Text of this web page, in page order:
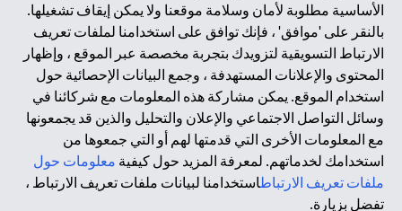
الأساسية مطلوبة لأمان وسلامة موقعنا ولا يمكن إيقاف تشغيلها.
بالنقر على 'موافق' ، فإنك توافق على استخدامنا لملفات تعريف
الارتباط التسويقية لتزويدك بتجربة مخصصة عبر الموقع ، وإظهار
المحتوى والإعلانات المستهدفة ، وجمع البيانات الإحصائية حول
استخدام الموقع. يمكن مشاركة هذه المعلومات مع شركائنا في
وسائل التواصل الاجتماعي والإعلان والتحليل والذين قد يجمعونها
مع المعلومات الأخرى التي قدمتها لهم أو التي جمعوها من
استخدامك لخدماتهم. لمعرفة المزيد حول كيفية معلومات حول
ملفات تعريف الارتباطاستخدامنا لبيانات ملفات تعريف الارتباط ،
تفضل بزيارة.
الفاتيكان أو جزيرة مان أو المملكة المتحدة أو خصوصية البيانات
(لائحة حماية البيانات العامة \ قانون حماية البيانات الشخصية
العامة \ قانون خصوصية نيوزيلندا). المحتوى الموجود في هذه
الصفحة ليس ولا ينبغي تفسيره على أنه عرض أو دعوة أو دعوة
لشراء أو بيع أي من المنتجات والخدمات المذكورة هنا لمثل هؤلاء
الأفراد.
*GDPR – اللائحة العامة لحماية البيانات؛ * LGPD – Lei Geral de
Proteção de Dados Pessoais ; *NZPA – قانون الخصوصية
النيوزيلندي